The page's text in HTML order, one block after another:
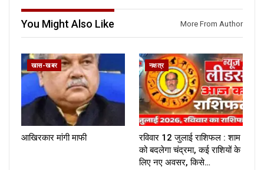
You Might Also Like More From Author
खास-खबर
आखिरकार मांगी माफी
नक्षत्र
रविवार 12 जुलाई राशिफल : शाम
को बदलेगा चंद्रमा, कई राशियों के
लिए नए अवसर, किसे…